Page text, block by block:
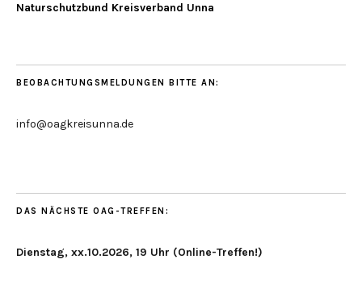
Naturschutzbund Kreisverband Unna
BEOBACHTUNGSMELDUNGEN BITTE AN:
info@oagkreisunna.de
DAS NÄCHSTE OAG-TREFFEN:
Dienstag, xx.10.2026, 19 Uhr (Online-Treffen!)